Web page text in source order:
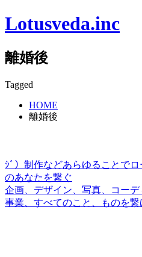
Lotusveda.inc
離婚後
Tagged
HOME
離婚後
ｼﾞ）制作などあらゆることで
のあなたを繋ぐ
企画、デザイン、写真、コー
事業、すべてのこと、ものを繋